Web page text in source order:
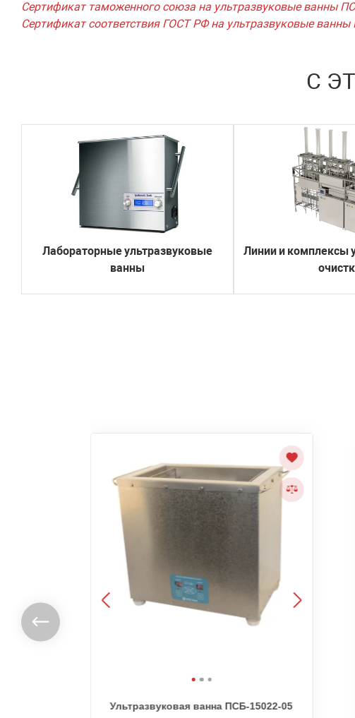
Сертификат таможенного союза на ультразвуковые ванны
Сертификат соответствия ГОСТ РФ на ультразвуковые
С
Лабораторные ультразвуковые
ванны
Линии и комплексы
Ультразвуковая ванна ПСБ-15022-05